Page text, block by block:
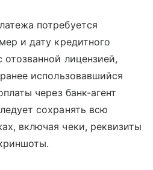
потребуется
и дату кредитного
лицензией,
использовавшийся
через банк-агент
сохранять всю
включая чеки, реквизиты